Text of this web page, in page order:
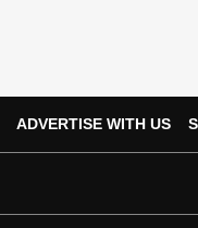
ADVERTISE WITH US